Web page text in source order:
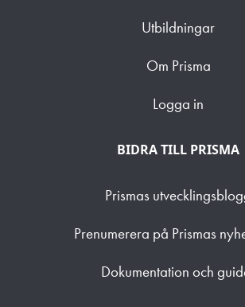
Utbildningar
Om Prisma
Logga in
BIDRA TILL PRISMA
Prismas
Prenumerera på Prismas
Dokumentation och